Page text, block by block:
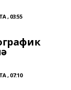
, 03:55
, 07:10